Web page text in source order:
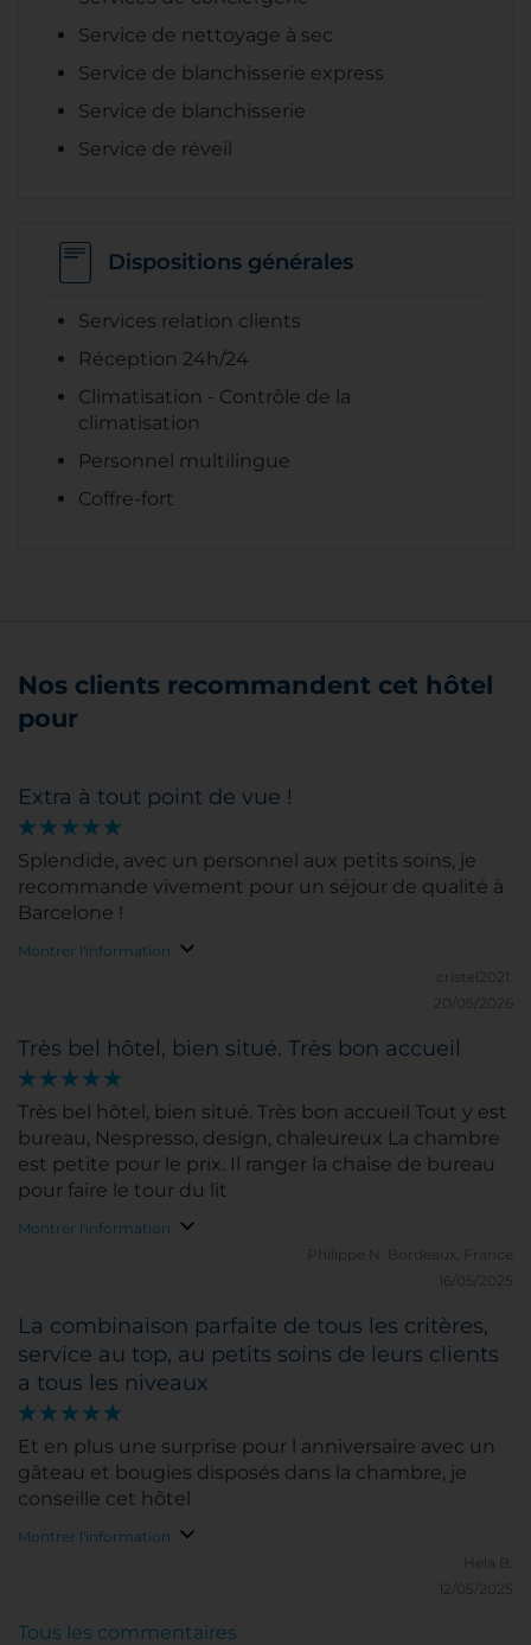
Service de nettoyage à sec
Service de blanchisserie express
Service de blanchisserie
Service de réveil
Dispositions générales
Services relation clients
Réception 24h/24
Climatisation - Contrôle de la
climatisation
Personnel multilingue
Coffre-fort
Nos clients recommandent cet hôtel
pour
Extra à tout point de vue !
Splendide, avec un personnel aux petits soins, je
recommande vivement pour un séjour de qualité à
Barcelone !
Montrer l'information
cristel2021.
20/05/2026
Très bel hôtel, bien situé. Très bon accueil
Très bel hôtel, bien situé. Très bon accueil Tout y est
bureau, Nespresso, design, chaleureux La chambre
est petite pour le prix. Il ranger la chaise de bureau
pour faire le tour du lit
Montrer l'information
Philippe N.
Bordeaux, France
16/05/2025
La combinaison parfaite de tous les critères,
service au top, au petits soins de leurs clients
a tous les niveaux
Et en plus une surprise pour l anniversaire avec un
gâteau et bougies disposés dans la chambre, je
conseille cet hôtel
Montrer l'information
Hela B.
12/05/2025
Tous les commentaires